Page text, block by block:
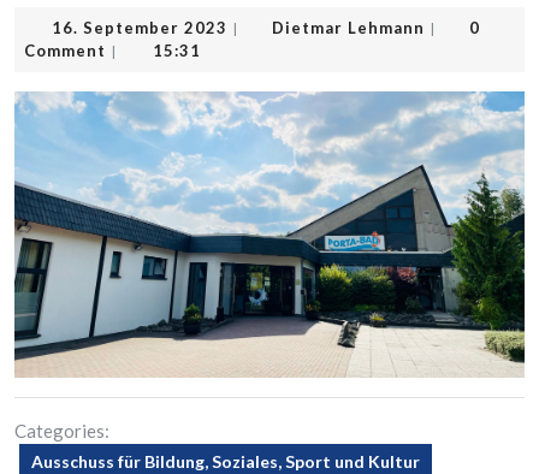
16. September 2023 16.
| Dietmar Lehmann Dietmar
|
0
Comment | 15:31
Categories:
Ausschuss für Bildung, Soziales, Sport und Kultur